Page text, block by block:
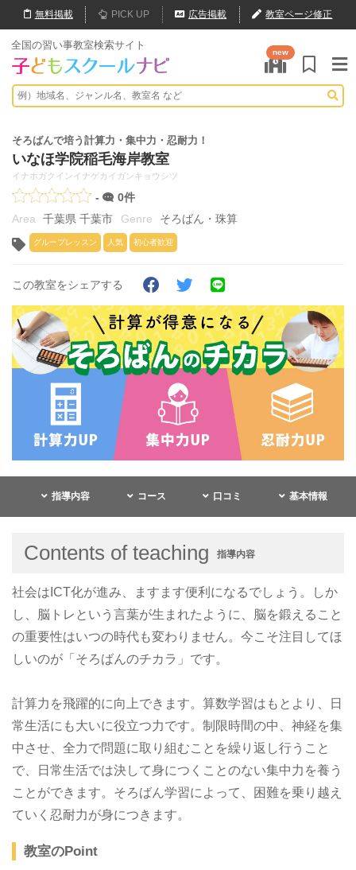
無料掲載 PICK UP 広告掲載 教室ページ修正
全国の習い事教室検索サイト
new
そろばんで培う計算力・集中力・忍耐力！
いなほ学院稲毛海岸教室
イナホガクインイナゲカイガンキョウシツ
-
0件
千葉県 千葉市
そろばん・珠算
グループレッスン 人気 初心者歓迎
この教室をシェアする
指導内容 コース 口コミ 基本情報
Contents of teaching 指導内容
社会はICT化が進み、ますます便利になるでしょう。しか
し、脳トレという言葉が生まれたように、脳を鍛えること
の重要性はいつの時代も変わりません。今こそ注目してほ
しいのが「そろばんのチカラ」です。
計算力を飛躍的に向上できます。算数学習はもとより、日
常生活にも大いに役立つ力です。制限時間の中、神経を集
中させ、全力で問題に取り組むことを繰り返し行うこと
で、日常生活では決して身につくことのない集中力を養う
ことができます。そろばん学習によって、困難を乗り越え
ていく忍耐力が身につきます。
教室のPoint